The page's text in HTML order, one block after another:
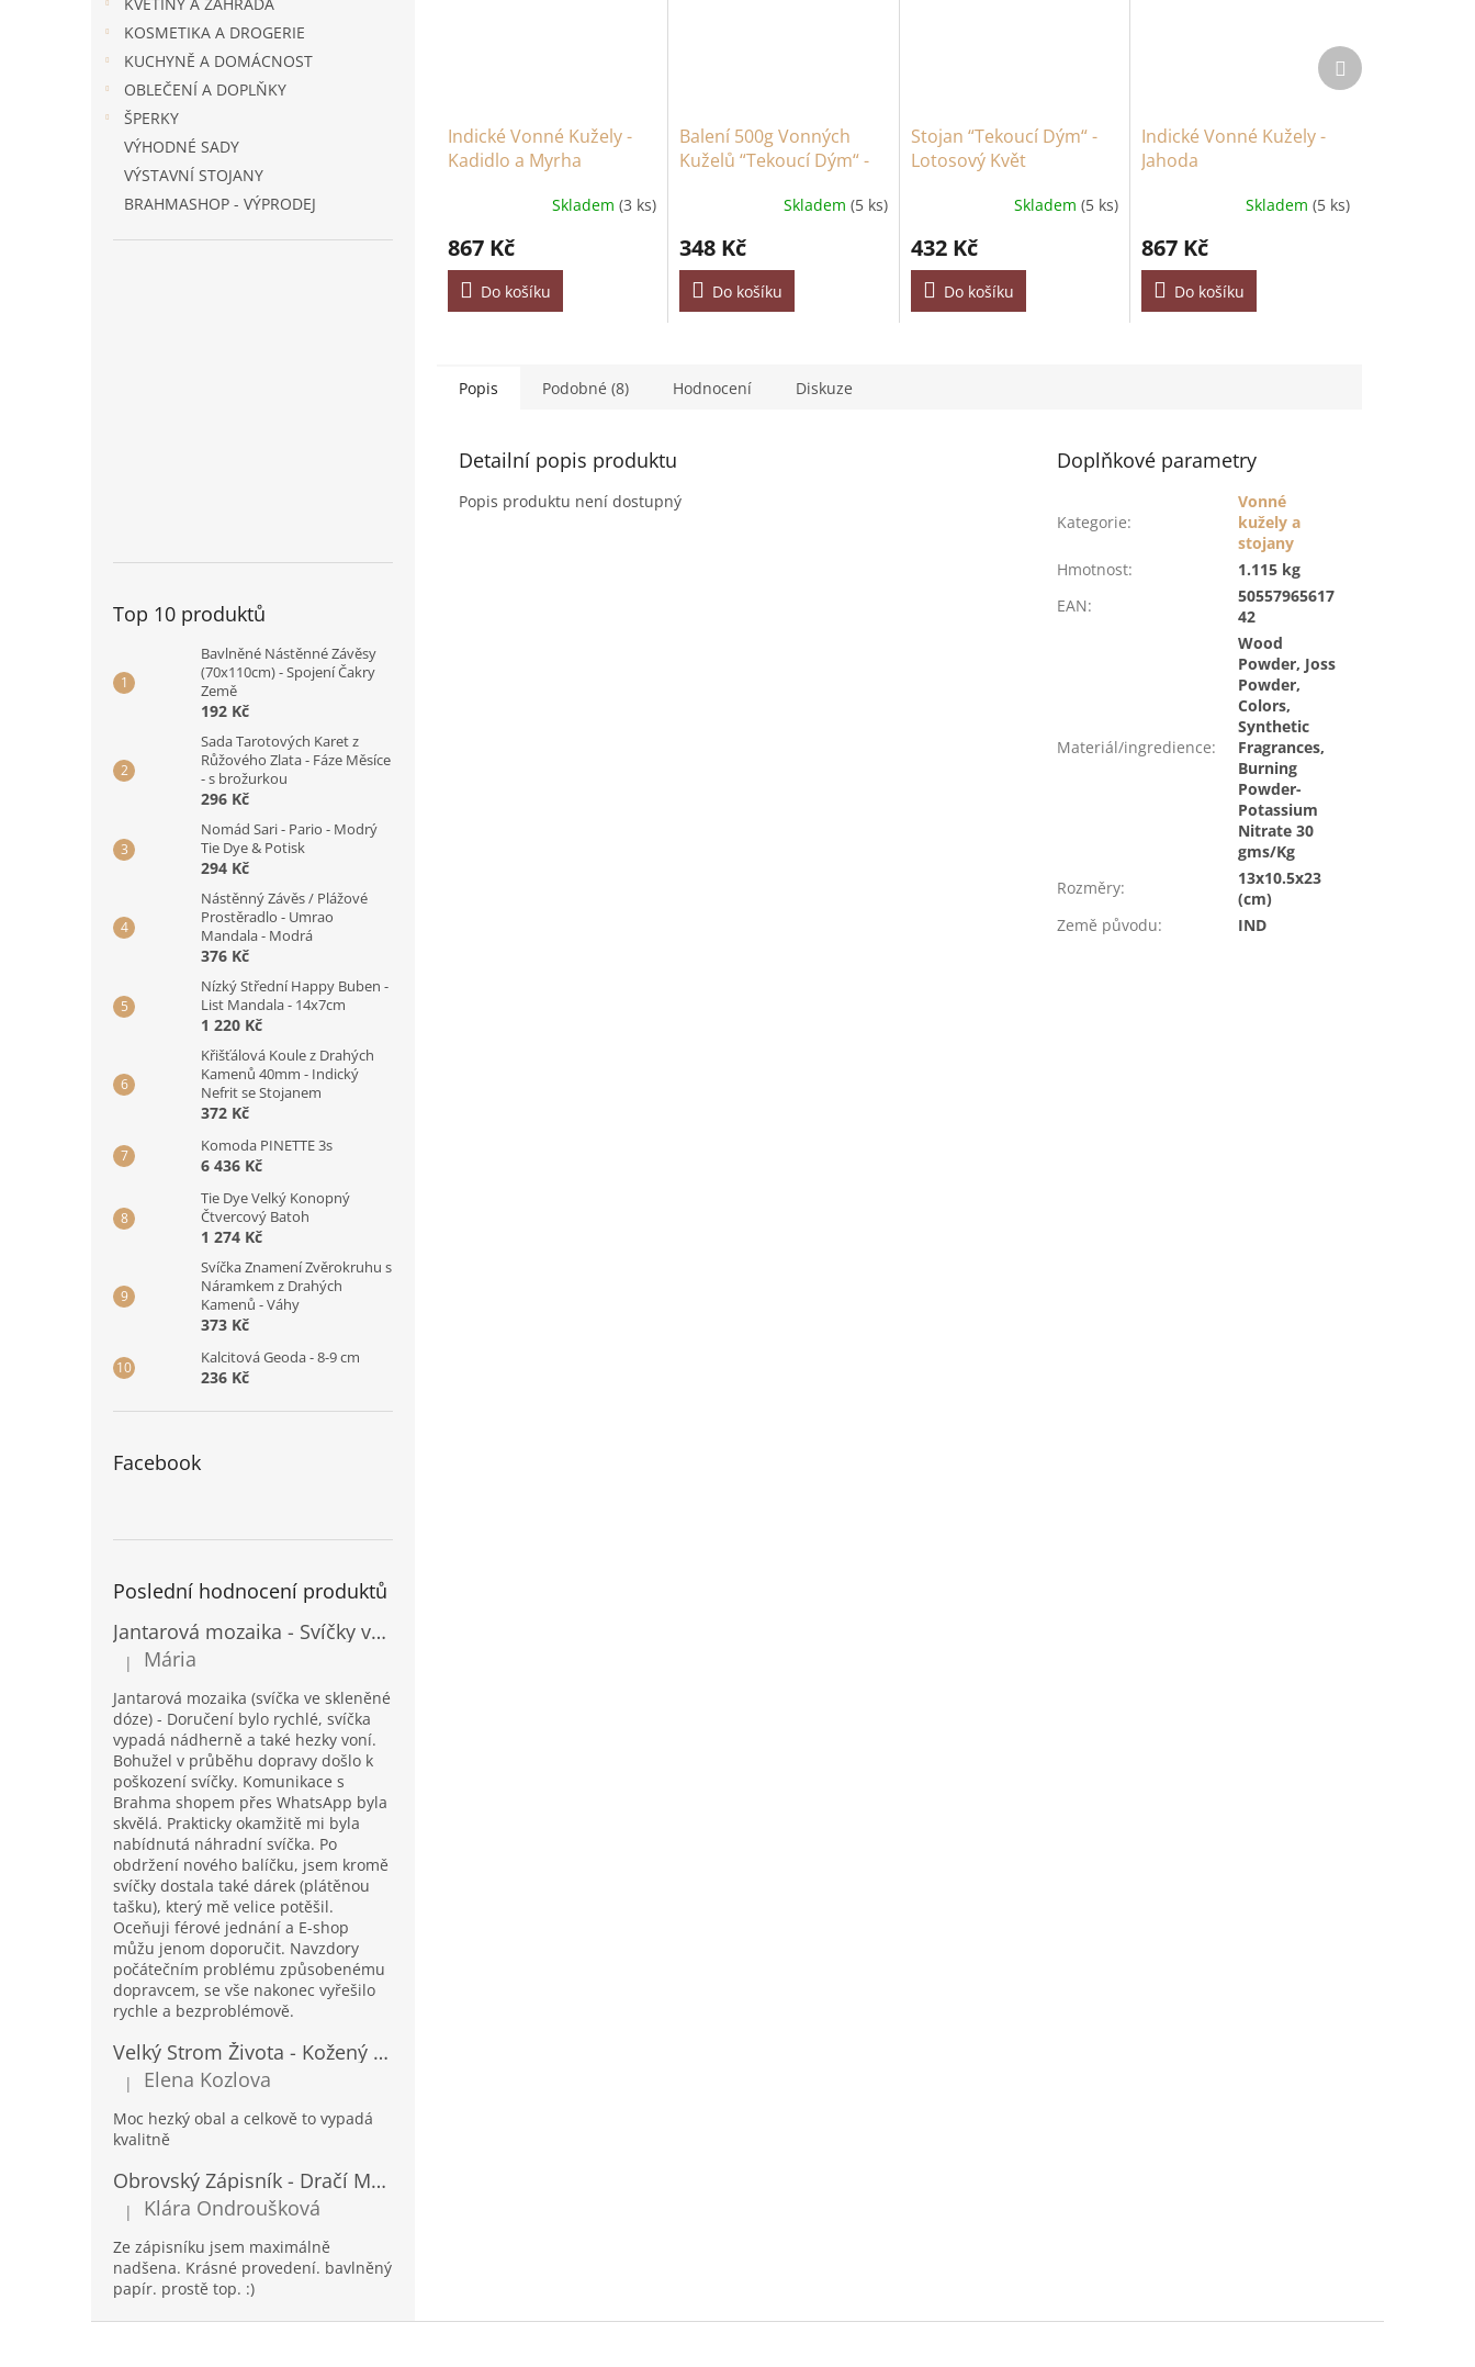
KOSMETIKA A DROGERIE
KUCHYNĚ A DOMÁCNOST
OBLEČENÍ A DOPLŇKY
ŠPERKY
VÝHODNÉ SADY
VÝSTAVNÍ STOJANY
BRAHMASHOP - VÝPRODEJ
Top 10 produktů
Bavlněné Nástěnné Závěsy
(70x110cm) - Spojení Čakry
Země
192 Kč
Sada Tarotových Karet z
Růžového Zlata - Fáze Měsíce
- s brožurkou
296 Kč
Nomád Sari - Pario - Modrý
Tie Dye & Potisk
294 Kč
Nástěnný Závěs / Plážové
Prostěradlo - Umrao
Mandala - Modrá
376 Kč
Nízký Střední Happy Buben -
List Mandala - 14x7cm
1 220 Kč
Křišťálová Koule z Drahých
Kamenů 40mm - Indický
Nefrit se Stojanem
372 Kč
Komoda PINETTE 3s
6 436 Kč
Tie Dye Velký Konopný
Čtvercový Batoh
1 274 Kč
Svíčka Znamení Zvěrokruhu s
Náramkem z Drahých
Kamenů - Váhy
373 Kč
Kalcitová Geoda - 8-9 cm
236 Kč
Facebook
Poslední hodnocení produktů
Jantarová mozaika - Svíčky ve skleněných dózách - Vysoké
Hodnocení produktu je 5 z 5 hvězdiček.
| Mária
Jantarová mozaika (svíčka ve skleněné
dóze) - Doručení bylo rychlé, svíčka
vypadá nádherně a také hezky voní.
Bohužel v průběhu dopravy došlo k
poškození svíčky. Komunikace s
Brahma shopem přes WhatsApp byla
skvělá. Prakticky okamžitě mi byla
nabídnutá náhradní svíčka. Po
obdržení nového balíčku, jsem kromě
svíčky dostala také dárek (plátěnou
tašku), který mě velice potěšil.
Oceňuji férové jednání a E-shop
můžu jenom doporučit. Navzdory
počátečním problému způsobenému
dopravcem, se vše nakonec vyřešilo
rychle a bezproblémově.
Velký Strom Života - Kožený Zápisník se Šňůrkou a Kamínkem - 20x16x2cm - 160 Stran
Hodnocení produktu je 5 z 5 hvězdiček.
| Elena Kozlova
Moc hezký obal a celkově to vypadá
kvalitně
Obrovský Zápisník - Dračí Mandala s Chakra Kameny - 100 Stran - 25x34cm
Hodnocení produktu je 5 z 5 hvězdiček.
| Klára Ondroušková
Ze zápisníku jsem maximálně
nadšena. Krásné provedení. bavlněný
papír. prostě top. :)
Indické Vonné Kužely -
Kadidlo a Myrha
Skladem (3 ks)
867 Kč
Do košíku
Balení 500g Vonných
Kuželů “Tekoucí Dým“ -
Skladem (5 ks)
348 Kč
Do košíku
Stojan “Tekoucí Dým“ -
Lotosový Květ
Skladem(5 ks)
432 Kč
Do košíku
Indické Vonné Kužely -
Jahoda
Skladem (5 ks)
867 Kč
Do košíku
Další
produkt
Popis Podobné (8) Hodnocení Diskuze
Detailní popis produktu
Popis produktu není dostupný
Doplňkové parametry
Kategorie:
Vonné
kužely a
stojany
Hmotnost:
1.115 kg
EAN:
50557965617
42
Materiál/ingredience:
Wood
Powder, Joss
Powder,
Colors,
Synthetic
Fragrances,
Burning
Powder-
Potassium
Nitrate 30
gms/Kg
Rozměry:
13x10.5x23
(cm)
Země původu: IND